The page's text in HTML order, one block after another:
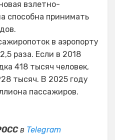
взлетно-
способна принимать
в аэропорту
раза. Если в 2018
418 тысяч человек,
тысяч. В 2025 году
пассажиров.
в Telegram